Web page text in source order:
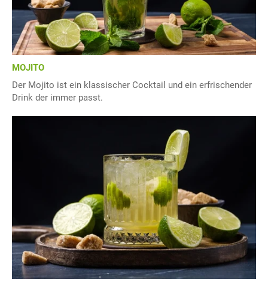
MOJITO
Der Mojito ist ein klassischer Cocktail und ein erfrischender
Drink der immer passt.